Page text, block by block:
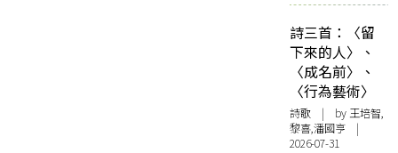
詩三首：〈留
下來的人〉、
〈成名前〉、
〈行為藝術〉
詩歌 | by 王培智,
黎喜,潘國亨 |
2026-07-31